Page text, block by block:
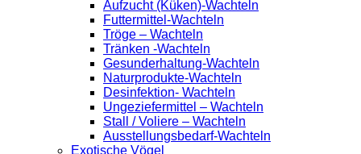
Aufzucht (Küken)-Wachteln
Futtermittel-Wachteln
Tröge – Wachteln
Tränken -Wachteln
Gesunderhaltung-Wachteln
Naturprodukte-Wachteln
Desinfektion- Wachteln
Ungeziefermittel – Wachteln
Stall / Voliere – Wachteln
Ausstellungsbedarf-Wachteln
Exotische Vögel